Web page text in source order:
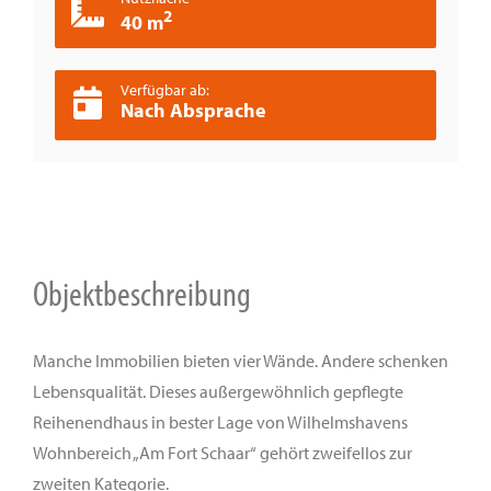
40 m2
Verfügbar ab:
Nach Absprache
Objektbeschreibung
Manche Immobilien bieten vier Wände. Andere schenken
Lebensqualität. Dieses außergewöhnlich gepflegte
Reihenendhaus in bester Lage von Wilhelmshavens
Wohnbereich „Am Fort Schaar“ gehört zweifellos zur
zweiten Kategorie.